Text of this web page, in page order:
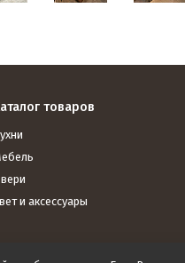
товаров
и аксессуары